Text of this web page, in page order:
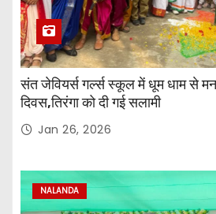
संत जेवियर्स गर्ल्स स्कूल में धूम धाम से
दिवस,तिरंगा को दी गई सलामी
Jan 26, 2026
NALANDA